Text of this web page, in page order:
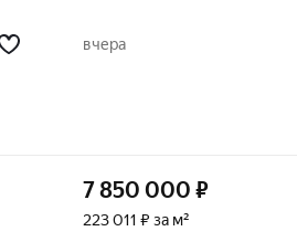
вчера
7 850 000 ₽
223 011 ₽ за м²